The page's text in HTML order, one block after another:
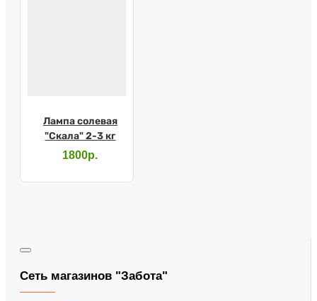
Лампа солевая
"Скала" 2-3 кг
1800р.
Сеть магазинов "Забота"